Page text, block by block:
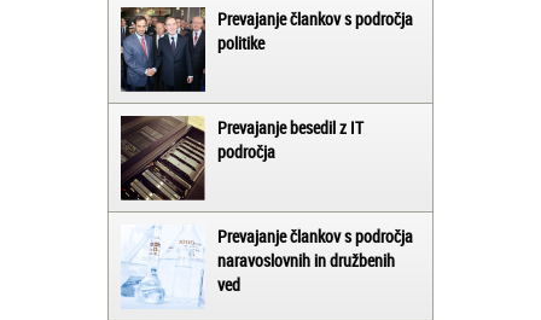
Prevajanje člankov s področja
politike
Prevajanje besedil z IT
področja
Prevajanje člankov s področja
naravoslovnih in družbenih
ved